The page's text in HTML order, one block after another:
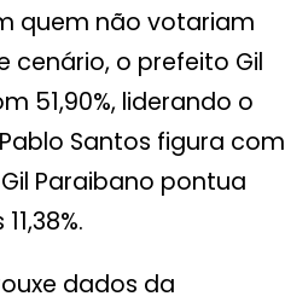
quem não votariam
cenário, o prefeito Gil
51,90%, liderando o
Santos figura com
Paraibano pontua
dados da